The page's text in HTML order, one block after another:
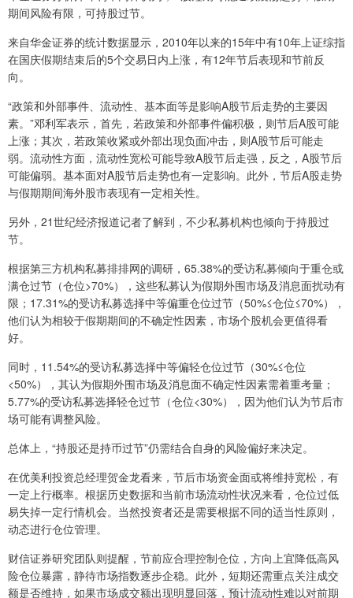
期间风险有限，可持股过节。
来自华金证券的统计数据显示，2010年以来的15年中有10年上证综指
在国庆假期结束后的5个交易日内上涨，有12年节后表现和节前反
向。
“政策和外部事件、流动性、基本面等是影响A股节后走势的主要因
素。”邓利军表示，首先，若政策和外部事件偏积极，则节后A股可能
上涨；其次，若政策收紧或外部出现负面冲击，则A股节后可能走
弱。流动性方面，流动性宽松可能导致A股节后走强，反之，A股节后
可能偏弱。基本面对A股节后走势也有一定影响。此外，节后A股走势
与假期期间海外股市表现有一定相关性。
另外，21世纪经济报道记者了解到，不少私募机构也倾向于持股过
节。
根据第三方机构私募排排网的调研，65.38%的受访私募倾向于重仓或
满仓过节（仓位>70%），这些私募认为假期外围市场及消息面扰动有
限；17.31%的受访私募选择中等偏重仓位过节（50%≤仓位≤70%），
他们认为相较于假期期间的不确定性因素，市场个股机会更值得看
好。
同时，11.54%的受访私募选择中等偏轻仓位过节（30%≤仓位
<50%），其认为假期外围市场及消息面不确定性因素需着重考量；
5.77%的受访私募选择轻仓过节（仓位<30%），因为他们认为节后市
场可能有调整风险。
总体上，“持股还是持币过节”仍需结合自身的风险偏好来决定。
在优美利投资总经理贺金龙看来，节后市场资金面或将维持宽松，有
一定上行概率。根据历史数据和当前市场流动性状况来看，仓位过低
易失掉一定行情机会。当然投资者还是需要根据不同的适当性原则，
动态进行仓位管理。
财信证券研究团队则提醒，节前应合理控制仓位，方向上宜降低高风
险仓位暴露，静待市场指数逐步企稳。此外，短期还需重点关注成交
额是否维持，如果市场成交额出现明显回落，预计流动性难以对前期